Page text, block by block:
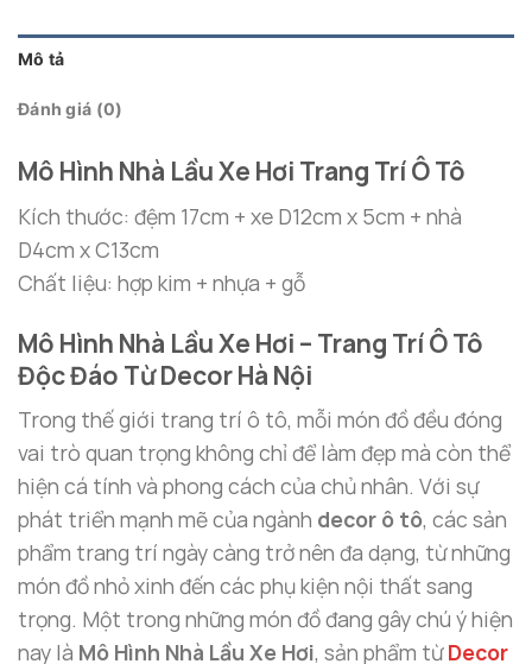
5.990.000 ₫
Mô tả
Đánh giá (0)
Mô Hình Nhà Lầu Xe Hơi Trang Trí Ô Tô
Kích thước: đệm 17cm + xe D12cm x 5cm + nhà
D4cm x C13cm
Chất liệu: hợp kim + nhựa + gỗ
Mô Hình Nhà Lầu Xe Hơi – Trang Trí Ô Tô
Độc Đáo Từ Decor Hà Nội
Trong thế giới trang trí ô tô, mỗi món đồ đều đóng
vai trò quan trọng không chỉ để làm đẹp mà còn thể
hiện cá tính và phong cách của chủ nhân. Với sự
phát triển mạnh mẽ của ngành decor ô tô, các sản
phẩm trang trí ngày càng trở nên đa dạng, từ những
món đồ nhỏ xinh đến các phụ kiện nội thất sang
trọng. Một trong những món đồ đang gây chú ý hiện
nay là Mô Hình Nhà Lầu Xe Hơi, sản phẩm từDecor